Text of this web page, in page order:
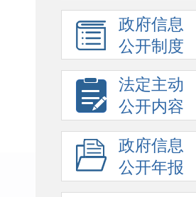
政府信息
公开制度
法定主动
公开内容
政府信息
公开年报